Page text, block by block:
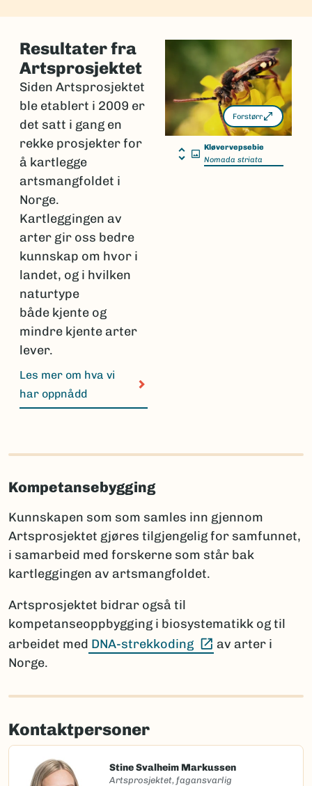
Forstørr
Kløvervepsebie
Nomada striata
Resultater fra
Artsprosjektet
Siden Artsprosjektet
ble etablert i 2009 er
det satt i gang en
rekke prosjekter for
å kartlegge
artsmangfoldet i
Norge.
Kartleggingen av
arter gir oss bedre
kunnskap om hvor i
landet, og i hvilken
naturtype
både kjente og
mindre kjente arter
lever.
Les mer om hva vi
har oppnådd
Kompetansebygging
Kunnskapen som som samles inn gjennom
Artsprosjektet gjøres tilgjengelig for samfunnet,
i samarbeid med forskerne som står bak
kartleggingen av artsmangfoldet.
Artsprosjektet bidrar også til
kompetanseoppbygging i biosystematikk og til
arbeidet med DNA-strekkoding (Ekstern lenke)
av arter i
Norge.
Kontaktpersoner
Stine Svalheim Markussen
Artsprosjektet, fagansvarlig